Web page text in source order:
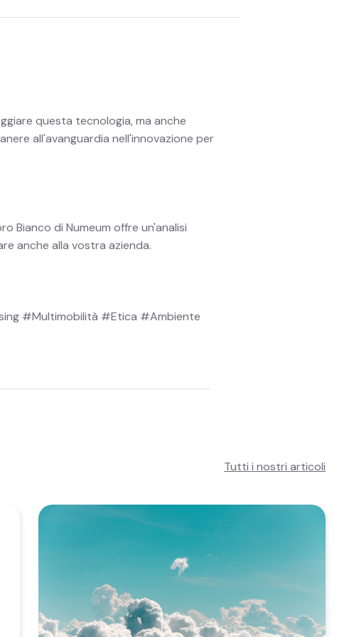
questa tecnologia, ma anche
all'avanguardia nell'innovazione per
Bianco di Numeum offre un'analisi
anche alla vostra azienda.
#Multimobilità #Etica #Ambiente
Tutti i nostri articoli